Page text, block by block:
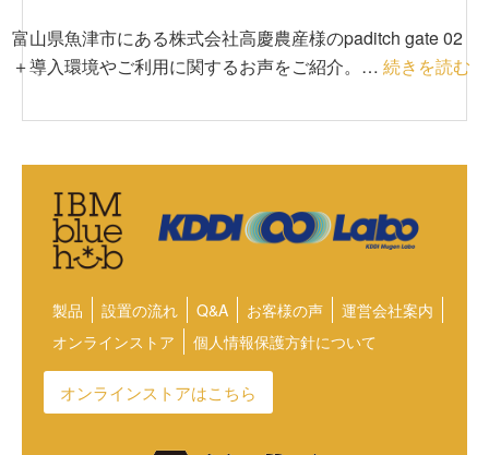
富山県魚津市にある株式会社高慶農産様のpaditch gate 02
＋導入環境やご利用に関するお声をご紹介。… 続きを読む
製品 設置の流れ Q&A お客様の声
運営会社案内
オンラインストア
個人情報保護方針について
オンラインストアはこちら